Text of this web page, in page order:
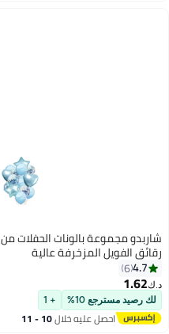
شاربدو مجموعة بالونات الحفلات من
رقائق الفويل المزخرفة عالية
الجودة
4.7
6
د.ك‏1.62
لك رصيد مسترجع 10% + 1
احصل عليه خلال 10 - 11